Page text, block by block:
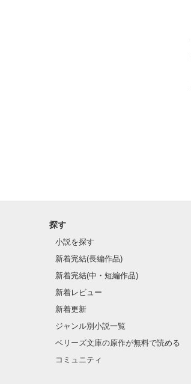
探す
小説を探す
新着完結(長編作品)
新着完結(中・短編作品)
新着レビュー
新着更新
ジャンル別小説一覧
ベリーズ文庫の原作が無料で読める
コミュニティ